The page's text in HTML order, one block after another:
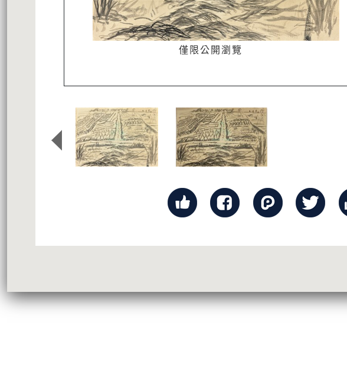
僅限公開瀏覽